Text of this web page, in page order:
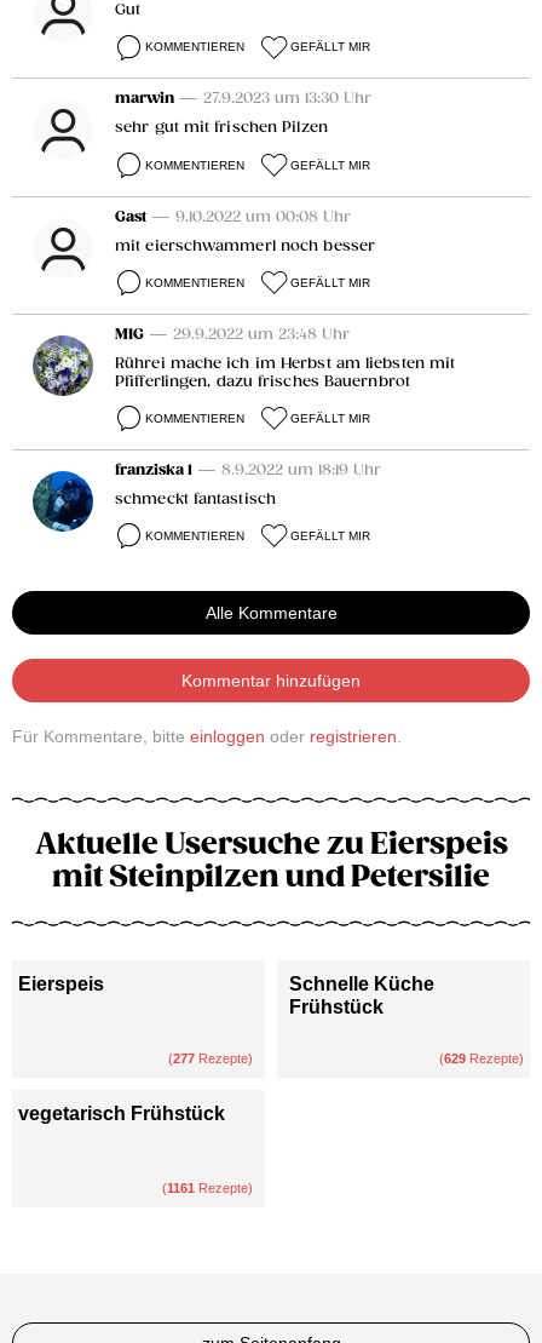
Gut
KOMMENTIEREN GEFÄLLT MIR
marwin — 27.9.2023 um 13:30 Uhr
sehr gut mit frischen Pilzen
KOMMENTIEREN GEFÄLLT MIR
Gast — 9.10.2022 um 00:08 Uhr
mit eierschwammerl noch besser
KOMMENTIEREN GEFÄLLT MIR
MIG — 29.9.2022 um 23:48 Uhr
Rührei mache ich im Herbst am liebsten mit
Pfifferlingen, dazu frisches Bauernbrot
KOMMENTIEREN GEFÄLLT MIR
franziska 1 — 8.9.2022 um 18:19 Uhr
schmeckt fantastisch
KOMMENTIEREN GEFÄLLT MIR
Alle Kommentare
Kommentar hinzufügen
Für Kommentare, bitte einloggen oder registrieren
Aktuelle Usersuche zu Eierspeis
mit Steinpilzen und Petersilie
Eierspeis
(277 Rezepte)
Schnelle Küche
Frühstück
(629 Rezepte)
vegetarisch Frühstück
(1161 Rezepte)